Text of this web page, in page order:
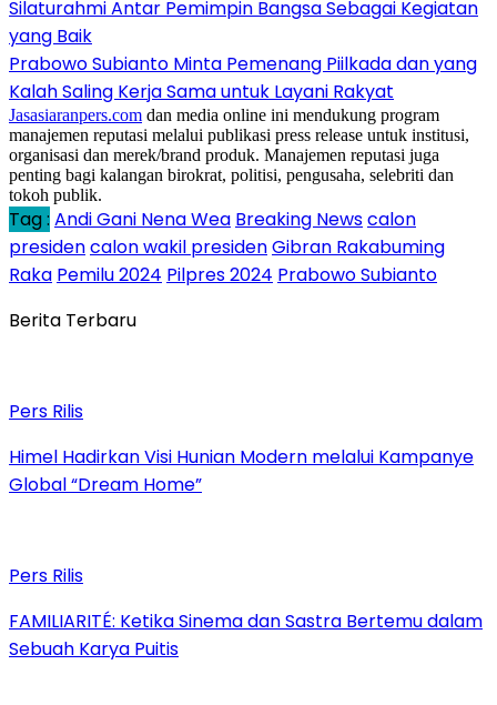
Silaturahmi Antar Pemimpin Bangsa Sebagai Kegiatan
yang Baik
Prabowo Subianto Minta Pemenang Piilkada dan yang
Kalah Saling Kerja Sama untuk Layani Rakyat
Jasasiaranpers.com dan media online ini mendukung program
manajemen reputasi melalui publikasi press release untuk institusi,
organisasi dan merek/brand produk. Manajemen reputasi juga
penting bagi kalangan birokrat, politisi, pengusaha, selebriti dan
tokoh publik.
Tag : Andi Gani Nena Wea Breaking Newscalon
presidencalon wakil presidenGibran Rakabuming
Raka Pemilu 2024 Pilpres 2024 Prabowo Subianto
Berita Terbaru
Pers Rilis
Himel Hadirkan Visi Hunian Modern melalui Kampanye
Global “Dream Home”
Pers Rilis
FAMILIARITÉ: Ketika Sinema dan Sastra Bertemu dalam
Sebuah Karya Puitis